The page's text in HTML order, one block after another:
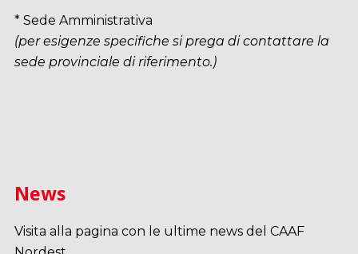
* Sede Amministrativa
(per esigenze specifiche si prega di contattare la
sede provinciale di riferimento.)
News
Visita alla pagina con le ultime news del CAAF